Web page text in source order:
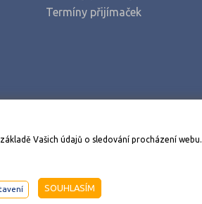
Adresář škol
Termíny přijímaček
, s.r.o., stránky vytvořilo
Vašich údajů o sledování procházení webu.
SOUHLASÍM